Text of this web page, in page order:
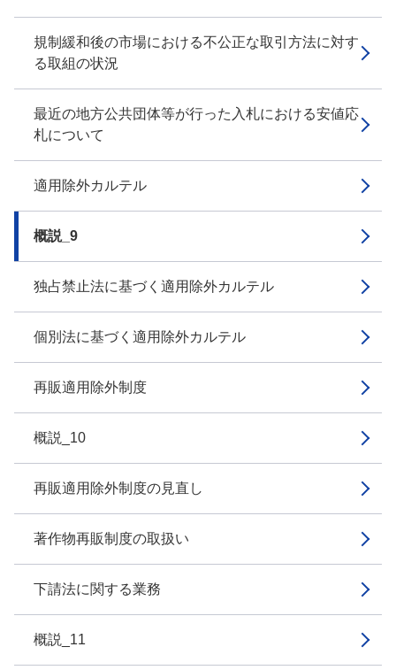
規制緩和後の市場における不公正な取引方法に対す
る取組の状況
最近の地方公共団体等が行った入札における安値応
札について
適用除外カルテル
概説_9
独占禁止法に基づく適用除外カルテル
個別法に基づく適用除外カルテル
再販適用除外制度
概説_10
再販適用除外制度の見直し
著作物再販制度の取扱い
下請法に関する業務
概説_11